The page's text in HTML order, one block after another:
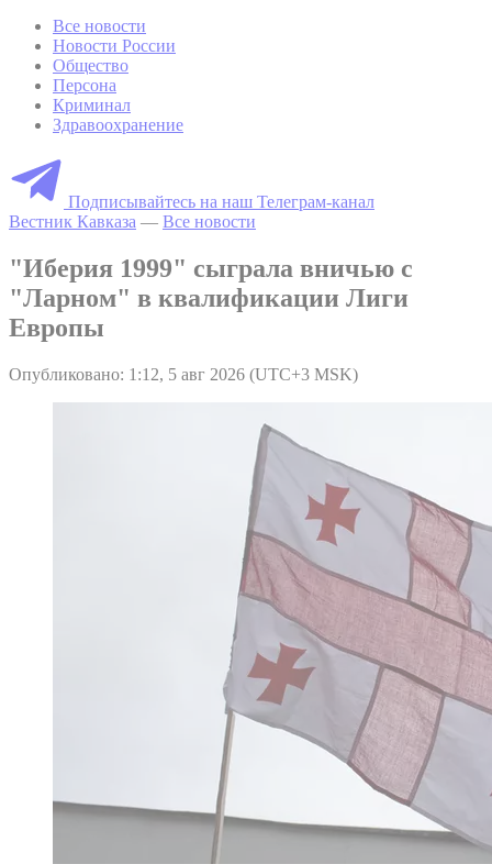
Все новости
Новости России
Общество
Персона
Криминал
Здравоохранение
Подписывайтесь на наш Телеграм-канал
Вестник Кавказа — Все новости
"Иберия 1999" сыграла вничью с
"Ларном" в квалификации Лиги
Европы
Опубликовано: 1:12, 5 авг 2026 (UTC+3 MSK)